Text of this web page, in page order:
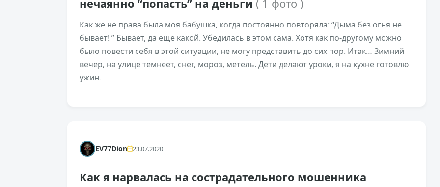
нечаянно “попасть” на деньги ( 1 фото )
Как же не права была моя бабушка, когда постоянно повторяла: “Дыма без огня не
бывает! ” Бывает, да еще какой. Убедилась в этом сама. Хотя как по-другому можно
было повести себя в этой ситуации, не могу представить до сих пор. Итак… Зимний
вечер, на улице темнеет, снег, мороз, метель. Дети делают уроки, я на кухне готовлю
ужин.
EV77Dion 23.07.2020
Как я нарвалась на сострадательного мошенника